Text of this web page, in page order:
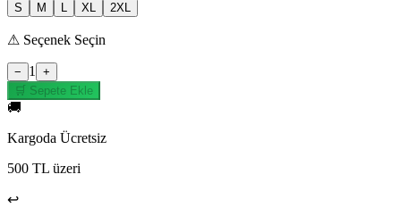
S M XL 2XL
⚠ Seçenek Seçin
− 1
+
🛒 Sepete Ekle
🚚
Kargoda Ücretsiz
500 TL üzeri
↩️